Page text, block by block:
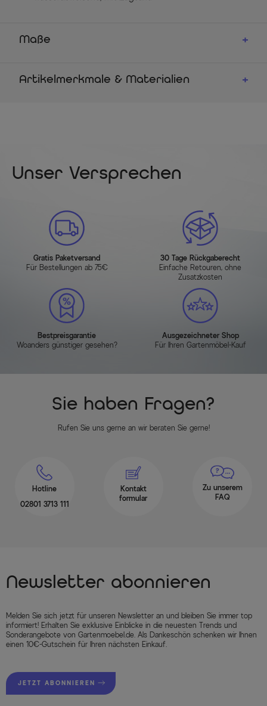
Maße
Artikelmerkmale & Materialien
Unser Versprechen
Gratis Paketversand
Für Bestellungen ab 75€
30 Tage Rückgaberecht
Einfache Retouren, ohne
Zusatzkosten
Bestpreisgarantie
Woanders günstiger gesehen?
Ausgezeichneter Shop
Für Ihren Gartenmöbel-Kauf
Sie haben Fragen?
Rufen Sie uns gerne an wir beraten Sie gerne!
Hotline
02801 3713 111
Kontakt
formular
Zu unserem
FAQ
Newsletter abonnieren
Melden Sie sich jetzt für unseren Newsletter an und bleiben Sie immer top
informiert! Erhalten Sie exklusive Einblicke in die neuesten Trends und
Sonderangebote von Gartenmoebel.de. Als Dankeschön schenken wir Ihnen
einen 10€-Gutschein für Ihren nächsten Einkauf.
JETZT ABONNIEREN